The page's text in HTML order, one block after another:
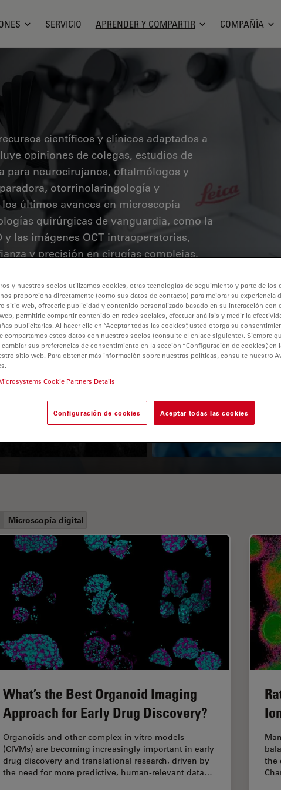
SERVICIO APRENDER Y COMPARTIR COMPAÑÍA
científicos y clínicos adaptados a
opiniones de colegas, estudios de
para neurocirujanos, oftalmólogos y
otorrinolaringología y
últimos avances en microscopía
quirúrgicas de vanguardia, como la
las imágenes OCT intraoperatorias,
y precisión en cirugías complejas.
A Guide to OCT
Microscopía digital
What’s the Best Organoid Imaging
Approach for Early Drug Discovery?
Organoids and other complex in vitro models
(CIVMs) are becoming increasingly important in early
drug discovery and translational research, driven by
the need for more predictive, human-relevant data…
the
y nuestros socios utilizamos cookies, otras tecnologías de seguimiento y parte de los
proporciona directamente (como sus datos de contacto) para mejorar su experiencia
sitio web, ofrecerle publicidad y contenido personalizado basado en su interacción con
permitirle compartir contenido en redes sociales, efectuar análisis y medir la
publicitarias. Al hacer clic en “Aceptar todas las cookies”, usted otorga su
compartamos estos datos con nuestros socios (consulte el enlace siguiente). Siempre
cambiar sus preferencias de consentimiento en la sección “Configuración de cookies”, en
sitio web. Para obtener más información sobre nuestras políticas, consulte nuestro
Cookie Partners Details
Configuración de cookies Aceptar todas las cookies